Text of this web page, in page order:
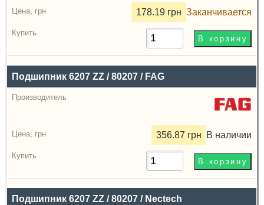
Радиальный
зазор
Цена,
Купить
178.19 грн Заканчивается
Подшипник 6207 ZZ / 80207 / FAG
356.87 грн В наличии
Подшипник 6207 ZZ / 80207 / Nectech